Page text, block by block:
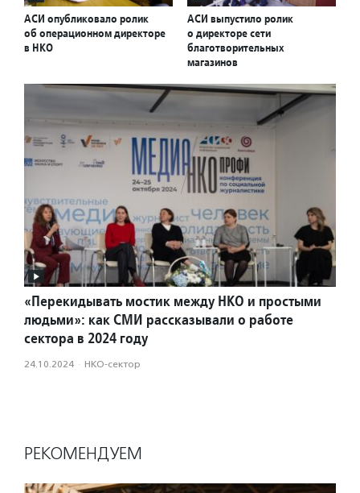
АСИ опубликовало ролик
об операционном директоре
в НКО
АСИ выпустило ролик
о директоре сети
благотворительных
магазинов
«Перекидывать мостик между НКО и простыми
людьми»: как СМИ рассказывали о работе
сектора в 2024 году
24.10.2024 · НКО-сектор
РЕКОМЕНДУЕМ